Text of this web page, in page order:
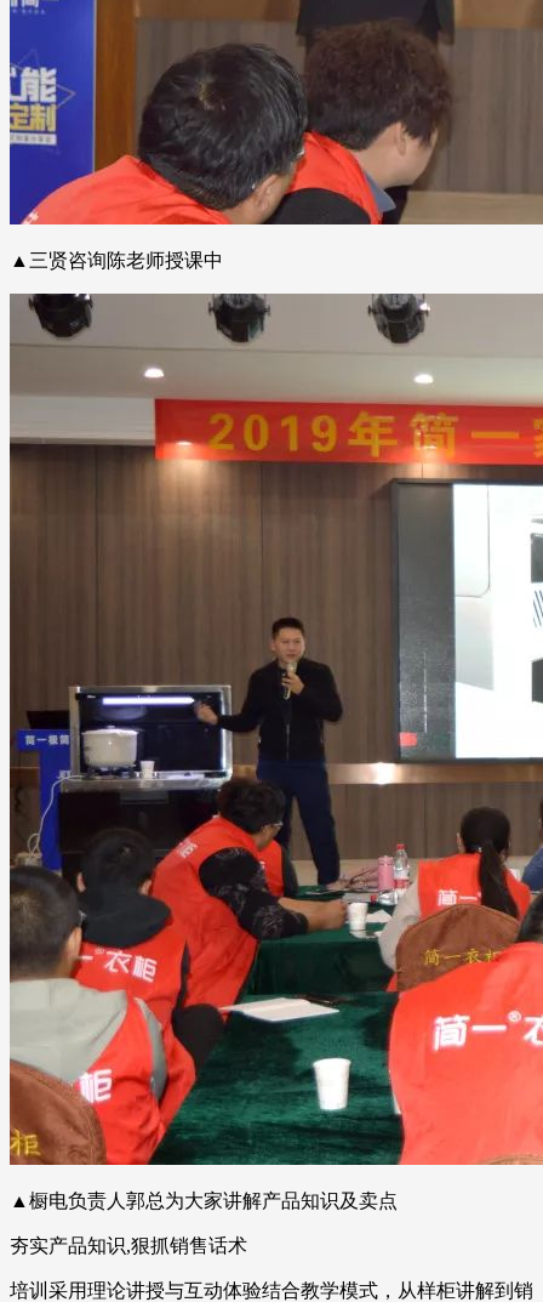
▲三贤咨询陈老师授课中
▲橱电负责人郭总为大家讲解产品知识及卖点
夯实产品知识,狠抓销售话术
培训采用理论讲授与互动体验结合教学模式，从样柜讲解到销